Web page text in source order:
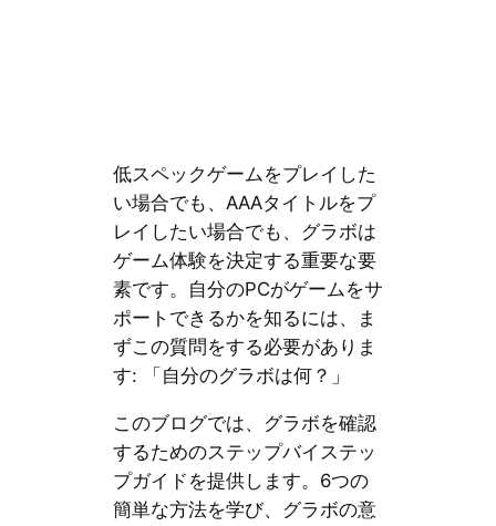
低スペックゲームをプレイした
い場合でも、AAAタイトルをプ
レイしたい場合でも、グラボは
ゲーム体験を決定する重要な要
素です。自分のPCがゲームをサ
ポートできるかを知るには、ま
ずこの質問をする必要がありま
す: 「自分のグラボは何？」
このブログでは、グラボを確認
するためのステップバイステッ
プガイドを提供します。6つの
簡単な方法を学び、グラボの意